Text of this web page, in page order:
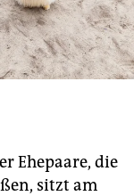
Ehepaare, die
sitzt am